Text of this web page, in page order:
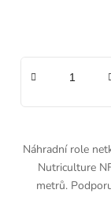
Náhradní role
Nutriculture
metrů.